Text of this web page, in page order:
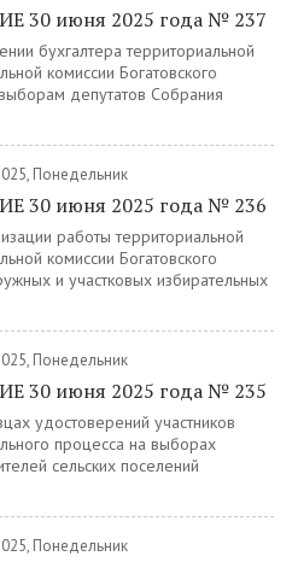
30 июня 2025 года № 237
бухгалтера территориальной
комиссии Богатовского
депутатов Собрания
Понедельник
30 июня 2025 года № 236
работы территориальной
комиссии Богатовского
и участковых избирательных
Понедельник
30 июня 2025 года № 235
удостоверений участников
процесса на выборах
сельских поселений
Понедельник